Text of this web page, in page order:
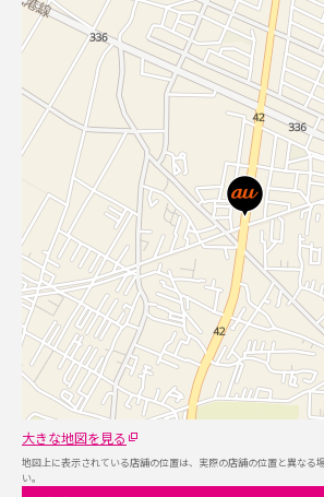
UQ mobile
データチャージサイト
大きな地図を見る
地図上に表示されている店舗の位置は、実際の店舗の位置と異なる
い。